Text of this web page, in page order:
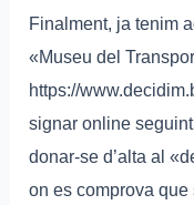
Finalment, ja tenim
«Museu del
https://
signar online
donar-se d’alta al
on es comprova